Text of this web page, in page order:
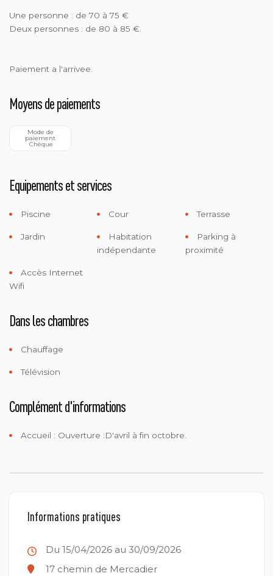
Une personne : de 70 à 75 €
Deux personnes : de 80 à 85 €.
Paiement a l'arrivee.
Moyens de paiements
paiement
Chèque
Equipements et services
Piscine Cour Terrasse
Jardin
Habitation
indépendante
Parking à
proximité
Accès Internet
Wifi
Dans les chambres
Chauffage
Télévision
Complément d'informations
Accueil : Ouverture :D'avril à fin octobre.
Informations pratiques
Du 15/04/2026 au 30/09/2026
17 chemin de Mercadier